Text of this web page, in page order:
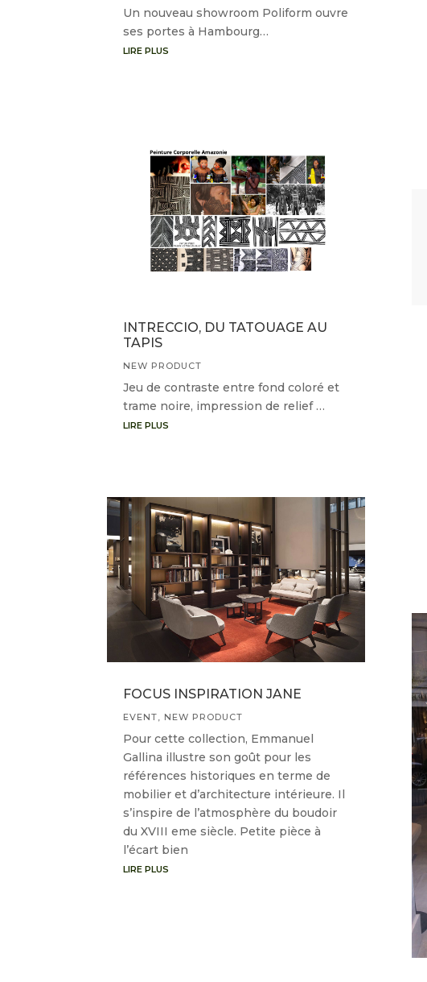
Un nouveau showroom Poliform ouvre
ses portes à Hambourg…
LIRE PLUS
INTRECCIO, DU TATOUAGE AU
TAPIS
NEW PRODUCT
Jeu de contraste entre fond coloré et
trame noire, impression de relief …
LIRE PLUS
FOCUS INSPIRATION JANE
EVENT NEW PRODUCT
Pour cette collection, Emmanuel
Gallina illustre son goût pour les
références historiques en terme de
mobilier et d’architecture intérieure. Il
s’inspire de l’atmosphère du boudoir
du XVIII eme siècle. Petite pièce à
l’écart bien
LIRE PLUS